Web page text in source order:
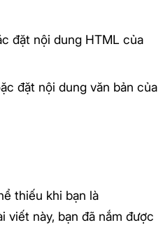
đặt nội dung HTML của
đặt nội dung văn bản của
thiếu khi bạn là
viết này, bạn đã nắm được